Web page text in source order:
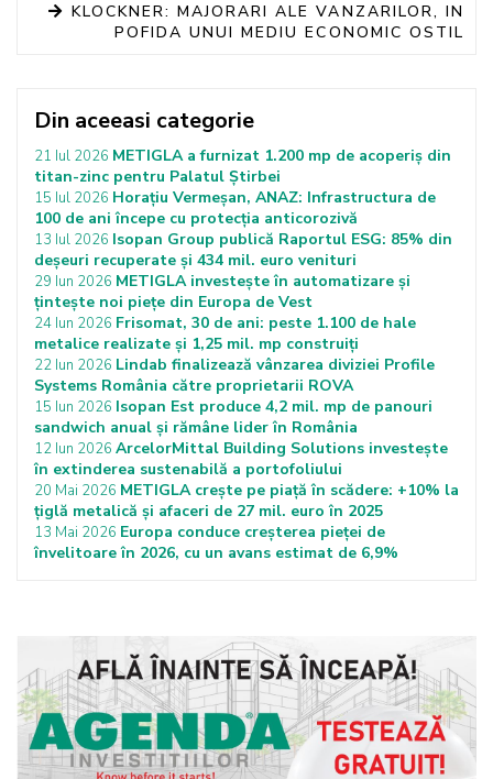
KLOCKNER: MAJORARI ALE VANZARILOR, IN
POFIDA UNUI MEDIU ECONOMIC OSTIL
Din aceeasi categorie
21 Iul 2026 METIGLA a furnizat 1.200 mp de acoperiș din
titan-zinc pentru Palatul Știrbei
15 Iul 2026 Horațiu Vermeșan, ANAZ: Infrastructura de
100 de ani începe cu protecția anticorozivă
13 Iul 2026 Isopan Group publică Raportul ESG: 85% din
deșeuri recuperate și 434 mil. euro venituri
29 Iun 2026 METIGLA investește în automatizare și
țintește noi piețe din Europa de Vest
24 Iun 2026 Frisomat, 30 de ani: peste 1.100 de hale
metalice realizate și 1,25 mil. mp construiți
22 Iun 2026 Lindab finalizează vânzarea diviziei Profile
Systems România către proprietarii ROVA
15 Iun 2026 Isopan Est produce 4,2 mil. mp de panouri
sandwich anual și rămâne lider în România
12 Iun 2026 ArcelorMittal Building Solutions investește
în extinderea sustenabilă a portofoliului
20 Mai 2026 METIGLA crește pe piață în scădere: +10% la
țiglă metalică și afaceri de 27 mil. euro în 2025
13 Mai 2026 Europa conduce creșterea pieței de
învelitoare în 2026, cu un avans estimat de 6,9%